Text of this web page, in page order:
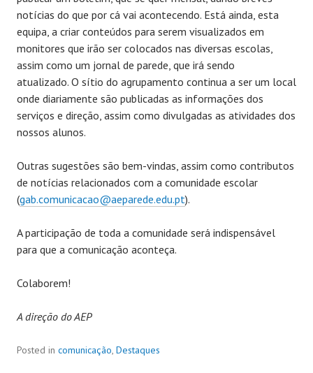
notícias do que por cá vai acontecendo. Está ainda, esta
equipa, a criar conteúdos para serem visualizados em
monitores que irão ser colocados nas diversas escolas,
assim como um jornal de parede, que irá sendo
atualizado. O sítio do agrupamento continua a ser um local
onde diariamente são publicadas as informações dos
serviços e direção, assim como divulgadas as atividades dos
nossos alunos.
Outras sugestões são bem-vindas, assim como contributos
de notícias relacionados com a comunidade escolar
(gab.comunicacao@aeparede.edu.pt).
A participação de toda a comunidade será indispensável
para que a comunicação aconteça.
Colaborem!
A direção do AEP
Posted in comunicação, Destaques